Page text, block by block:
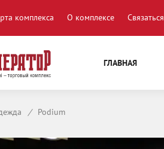
комплекса О комплексе
ГЛАВНАЯ
/ Podium